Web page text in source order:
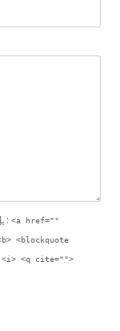
: <a href=""
<blockquote
<i> <q cite="">